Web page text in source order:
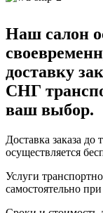
Наш салон
доставку
СНГ
ваш выбор.
Доставка заказа
осуществляется
Услуги
самостоятельно